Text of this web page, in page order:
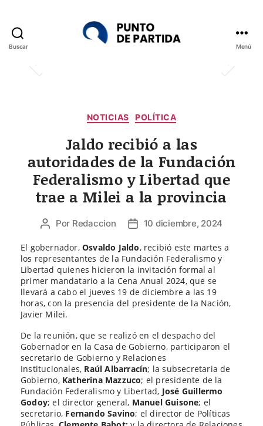
Buscar Menú
Categorías
NOTICIAS POLÍTICA
Jaldo recibió a las
autoridades de la Fundación
Federalismo y Libertad que
trae a Milei a la provincia
Autor
la
entrada
Por Redaccion
Fecha
la
entrada
10 diciembre, 2024
El gobernador, Osvaldo Jaldo, recibió este martes a
los representantes de la Fundación Federalismo y
Libertad quienes hicieron la invitación formal al
primer mandatario a la Cena Anual 2024, que se
llevará a cabo el jueves 19 de diciembre a las 19
horas, con la presencia del presidente de la Nación,
Javier Milei.
De la reunión, que se realizó en el despacho del
Gobernador en la Casa de Gobierno, participaron el
secretario de Gobierno y Relaciones
Institucionales, Raúl Albarracín; la subsecretaria de
Gobierno, Katherina Mazzuco; el presidente de la
Fundación Federalismo y Libertad, José Guillermo
Godoy; el director general, Manuel Guisone; el
secretario, Fernando Savino; el director de Políticas